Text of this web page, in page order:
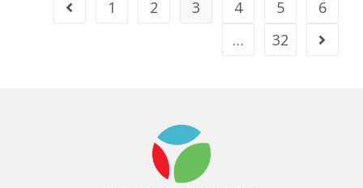
1 2 3 4 5
6
…
32